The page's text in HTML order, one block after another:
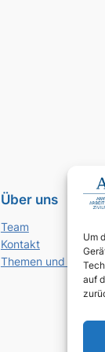
Um
auf
Über uns
Team
Kontakt
Themen und